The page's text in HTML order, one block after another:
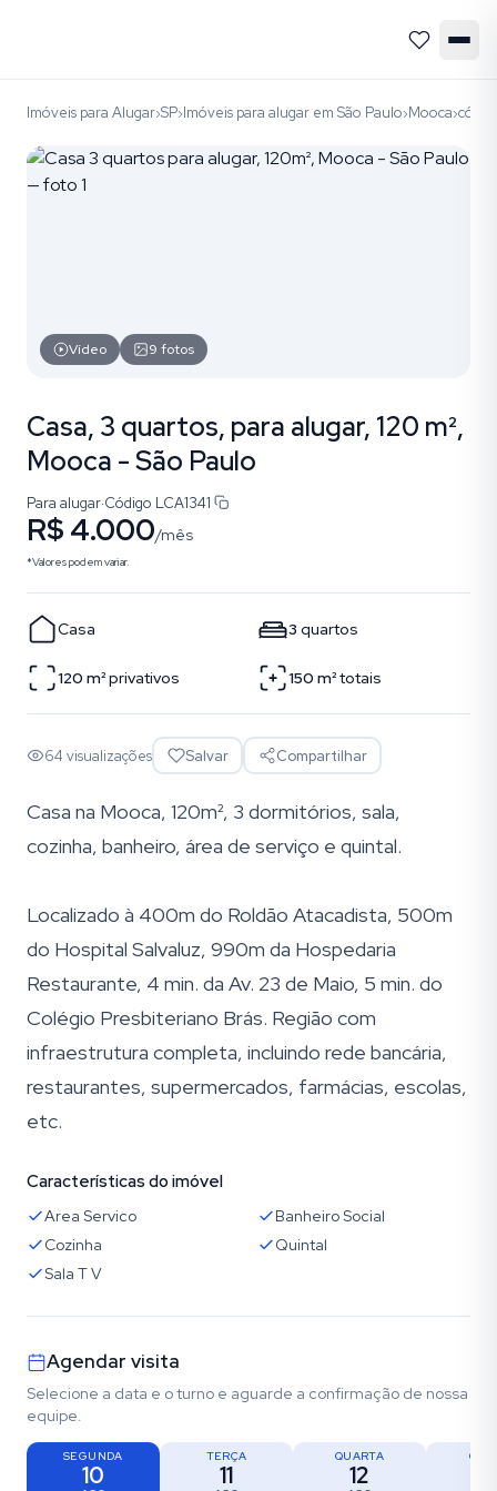
Imóveis para Alugar›SP›Imóveis para alugar em São Paulo›Mooca›
Vídeo 9 fotos
Casa, 3 quartos, para alugar, 120 m²,
Mooca - São Paulo
Para alugar·Código LCA1341
R$ 4.000/mês
*Valores podem variar.
Casa 3 quartos
120 m²privativos 150 m²totais
64 visualizações Salvar Compartilhar
Casa na Mooca, 120m², 3 dormitórios, sala,
cozinha, banheiro, área de serviço e quintal.
Localizado à 400m do Roldão Atacadista, 500m
do Hospital Salvaluz, 990m da Hospedaria
Restaurante, 4 min. da Av. 23 de Maio, 5 min. do
Colégio Presbiteriano Brás. Região com
infraestrutura completa, incluindo rede bancária,
restaurantes, supermercados, farmácias, escolas,
etc.
Características do imóvel
Area Servico
Banheiro Social
Cozinha
Quintal
Sala T V
Agendar visita
Selecione a data e o turno e aguarde a confirmação de nossa
equipe.
SEGUNDA
10
TERÇA
11
QUARTA
12